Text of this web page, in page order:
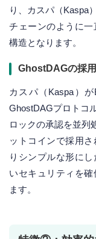
り、カスパ（Kaspa
チェーンのように
構造となります。
GhostDAGの採
カスパ（Kaspa）
GhostDAGプロトコ
ロックの承認を並列
ットコインで採用
りシンプルな形に
いセキュリティを
ます。